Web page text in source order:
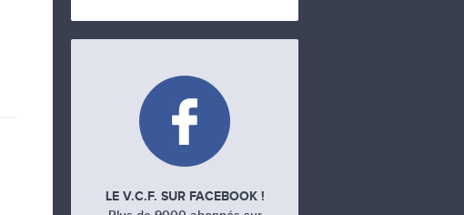
LE V.C.F. SUR FACEBOOK !